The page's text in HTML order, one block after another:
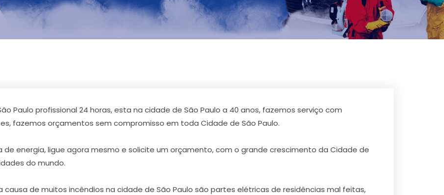
Paulo profissional 24 horas, esta na cidade de São Paulo a 40 anos, fazemos serviço com
fazemos orçamentos sem compromisso em toda Cidade de São Paulo.
energia, ligue agora mesmo e solicite um orçamento, com o grande crescimento da Cidade de
do mundo.
de muitos incêndios na cidade de São Paulo são partes elétricas de residências mal feitas,